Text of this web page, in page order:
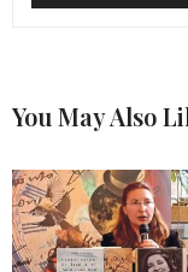
You May Also